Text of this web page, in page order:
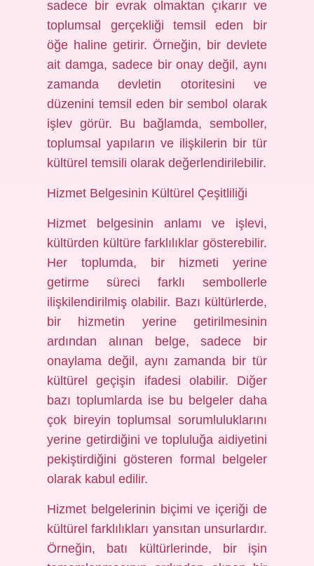
sadece bir evrak olmaktan çıkarır ve
toplumsal gerçekliği temsil eden bir
öğe haline getirir. Örneğin, bir devlete
ait damga, sadece bir onay değil, aynı
zamanda devletin otoritesini ve
düzenini temsil eden bir sembol olarak
işlev görür. Bu bağlamda, semboller,
toplumsal yapıların ve ilişkilerin bir tür
kültürel temsili olarak değerlendirilebilir.
Hizmet Belgesinin Kültürel Çeşitliliği
Hizmet belgesinin anlamı ve işlevi,
kültürden kültüre farklılıklar gösterebilir.
Her toplumda, bir hizmeti yerine
getirme süreci farklı sembollerle
ilişkilendirilmiş olabilir. Bazı kültürlerde,
bir hizmetin yerine getirilmesinin
ardından alınan belge, sadece bir
onaylama değil, aynı zamanda bir tür
kültürel geçişin ifadesi olabilir. Diğer
bazı toplumlarda ise bu belgeler daha
çok bireyin toplumsal sorumluluklarını
yerine getirdiğini ve topluluğa aidiyetini
pekiştirdiğini gösteren formal belgeler
olarak kabul edilir.
Hizmet belgelerinin biçimi ve içeriği de
kültürel farklılıkları yansıtan unsurlardır.
Örneğin, batı kültürlerinde, bir işin